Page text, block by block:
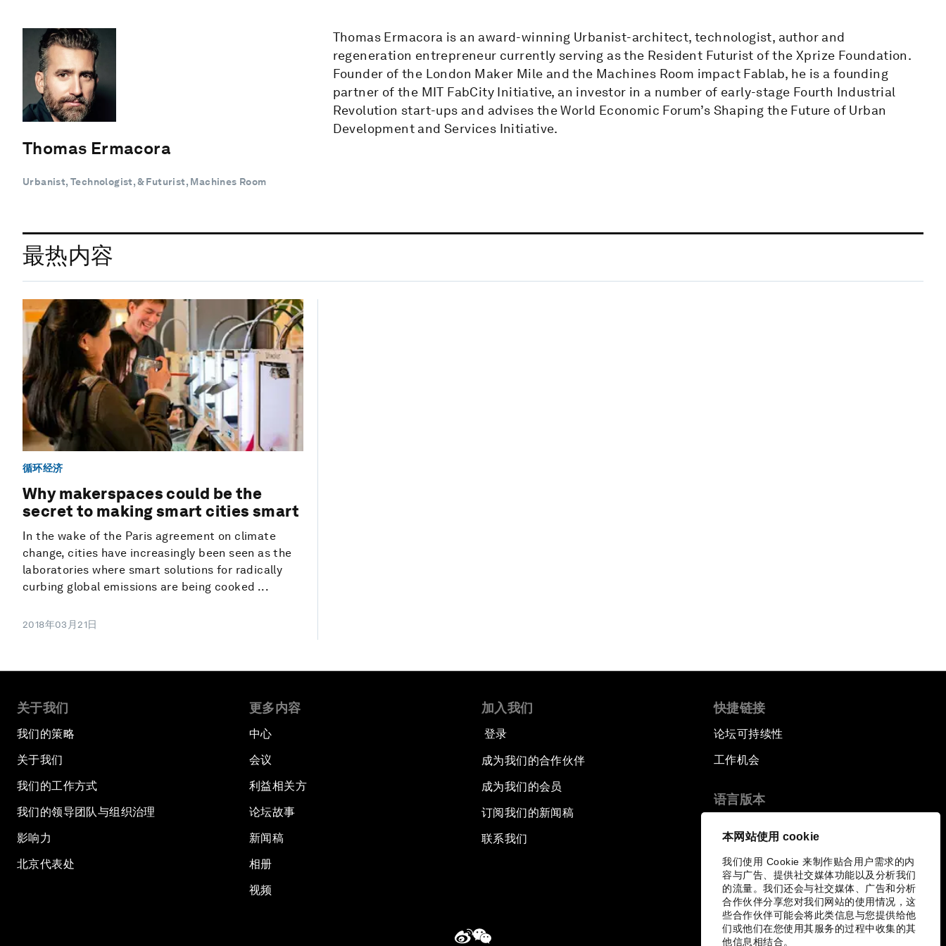
本网站使用 cookie
我们使用 Cookie 来制作贴合用户需求的内
容与广告、提供社交媒体功能以及分析我们
的流量。我们还会与社交媒体、广告和分析
合作伙伴分享您对我们网站的使用情况，这
些合作伙伴可能会将此类信息与您提供给他
们或他们在您使用其服务的过程中收集的其
他信息相结合。
Thomas Ermacora
Urbanist, Technologist, & Futurist, Machines Room
Thomas Ermacora is an award-winning Urbanist-architect, technologist, author and
regeneration entrepreneur currently serving as the Resident Futurist of the Xprize Foundation.
Founder of the London Maker Mile and the Machines Room impact Fablab, he is a founding
partner of the MIT FabCity Initiative, an investor in a number of early-stage Fourth Industrial
Revolution start-ups and advises the World Economic Forum’s Shaping the Future of Urban
Development and Services Initiative.
最热内容
循环经济
Why makerspaces could be the
secret to making smart cities smart
In the wake of the Paris agreement on climate
change, cities have increasingly been seen as the
laboratories where smart solutions for radically
curbing global emissions are being cooked ...
2018年03月21日
关于我们
我们的策略
关于我们
我们的工作方式
我们的领导团队与组织治理
影响力
北京代表处
更多内容
中心
会议
利益相关方
论坛故事
新闻稿
相册
视频
加入我们
登录
成为我们的合作伙伴
成为我们的会员
订阅我们的新闻稿
联系我们
快捷链接
论坛可持续性
工作机会
语言版本